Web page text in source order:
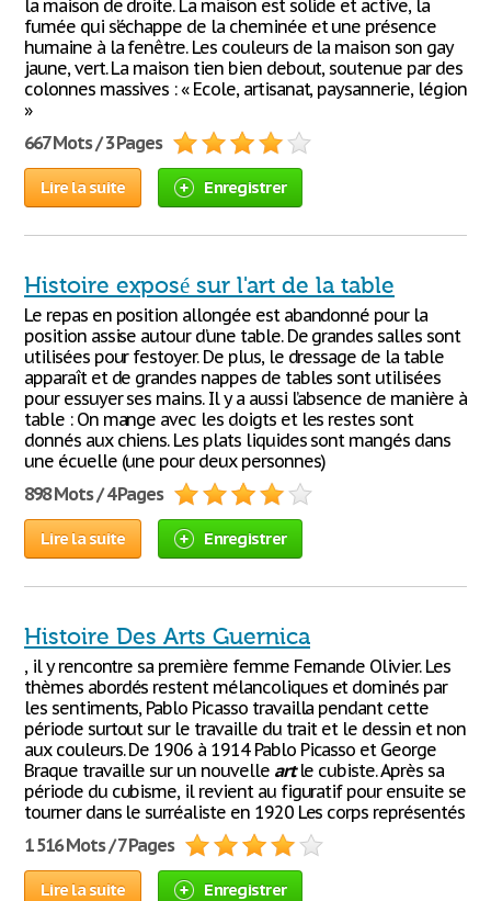
la maison de droite. La maison est solide et active, la
fumée qui s’échappe de la cheminée et une présence
humaine à la fenêtre. Les couleurs de la maison son gay
jaune, vert. La maison tien bien debout, soutenue par des
colonnes massives : « Ecole, artisanat, paysannerie, légion
»
667 Mots / 3 Pages
Lire la suite Enregistrer
Histoire exposé sur l'art de la table
Le repas en position allongée est abandonné pour la
position assise autour d’une table. De grandes salles sont
utilisées pour festoyer. De plus, le dressage de la table
apparaît et de grandes nappes de tables sont utilisées
pour essuyer ses mains. Il y a aussi l’absence de manière à
table : On mange avec les doigts et les restes sont
donnés aux chiens. Les plats liquides sont mangés dans
une écuelle (une pour deux personnes)
898 Mots / 4 Pages
Lire la suite Enregistrer
Histoire Des Arts Guernica
, il y rencontre sa première femme Fernande Olivier. Les
thèmes abordés restent mélancoliques et dominés par
les sentiments, Pablo Picasso travailla pendant cette
période surtout sur le travaille du trait et le dessin et non
aux couleurs. De 1906 à 1914 Pablo Picasso et George
Braque travaille sur un nouvelle artle cubiste. Après sa
période du cubisme, il revient au figuratif pour ensuite se
tourner dans le surréaliste en 1920 Les corps représentés
1 516 Mots / 7 Pages
Lire la suite Enregistrer